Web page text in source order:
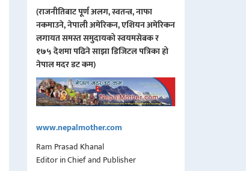
(राजनीतिबाट पूर्ण अलग, स्वतन्त्र, नाफा
नकमाउने, नेपाली अमेरिकन, एशियन अमेरिकन
लगायत समस्त समुदायको स्वयमसेबक र
१७५ देशमा पढिने साझा डिजिटल पत्रिका हो
नेपाल मदर डट कम)
www.nepalmother.com
Ram Prasad Khanal
Editor in Chief and Publisher